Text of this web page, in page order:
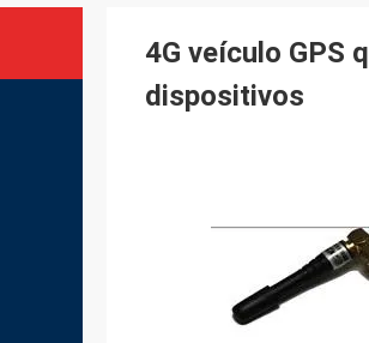
4G veículo GPS
dispositivos